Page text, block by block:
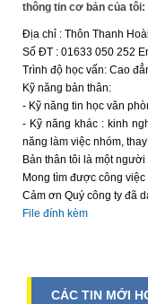
thông tin cơ bản của tôi:
Địa chỉ : Thôn Thanh
Số ĐT : 01633 050 252
Trình độ học vấn: Cao
Kỹ năng bản thân:
- Kỹ năng tin học văn
- Kỹ năng khác : kinh
năng làm việc nhóm,
Bản thân tôi là một
Mong tìm được công
Cảm ơn Quý công ty đã
File đính kèm
CÁC TIN MỚI